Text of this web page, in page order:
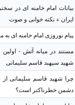
بیانات امام خامنه ای در
ایران + نکته خوانی و صوت
پیام نوروزی امام خامنه ای به
مستند در میانه آتش -
شهید سپهبد قاسم سلیمانی
چرا شهید قاسم سلیمانی
دشمن خطرناکتر است؟